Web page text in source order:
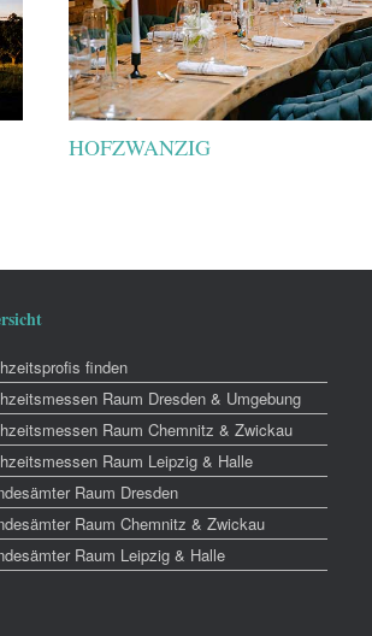
HOFZWANZIG
finden
Raum Dresden & Umgebung
Raum Chemnitz & Zwickau
Raum Leipzig & Halle
Raum Dresden
Raum Chemnitz & Zwickau
Raum Leipzig & Halle